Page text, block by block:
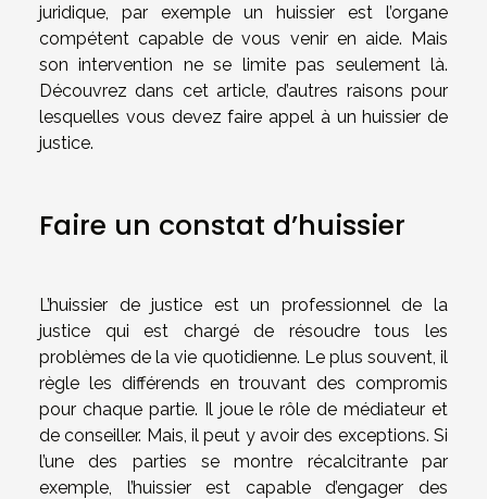
juridique, par exemple un huissier est l’organe
compétent capable de vous venir en aide. Mais
son intervention ne se limite pas seulement là.
Découvrez dans cet article, d’autres raisons pour
lesquelles vous devez faire appel à un huissier de
justice.
Faire un constat d’huissier
L’huissier de justice est un professionnel de la
justice qui est chargé de résoudre tous les
problèmes de la vie quotidienne. Le plus souvent, il
règle les différends en trouvant des compromis
pour chaque partie. Il joue le rôle de médiateur et
de conseiller. Mais, il peut y avoir des exceptions. Si
l’une des parties se montre récalcitrante par
exemple, l’huissier est capable d’engager des